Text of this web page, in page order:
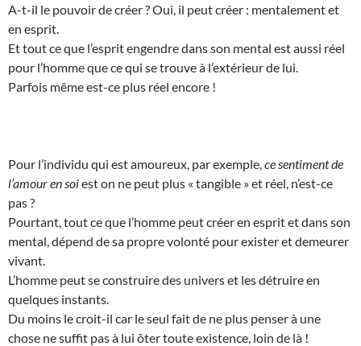
A-t-il le pouvoir de créer ? Oui, il peut créer : mentalement et
en esprit.
Et tout ce que l’esprit engendre dans son mental est aussi réel
pour l’homme que ce qui se trouve à l’extérieur de lui.
Parfois même est-ce plus réel encore !
Pour l’individu qui est amoureux, par exemple, ce sentiment de
l’amour en soiest on ne peut plus « tangible » et réel, n’est-ce
pas ?
Pourtant, tout ce que l’homme peut créer en esprit et dans son
mental, dépend de sa propre volonté pour exister et demeurer
vivant.
L’homme peut se construire des univers et les détruire en
quelques instants.
Du moins le croit-il car le seul fait de ne plus penser à une
chose ne suffit pas à lui ôter toute existence, loin de là !